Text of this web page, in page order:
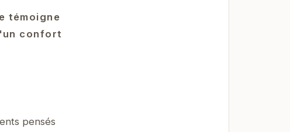
témoigne
confort
pensés